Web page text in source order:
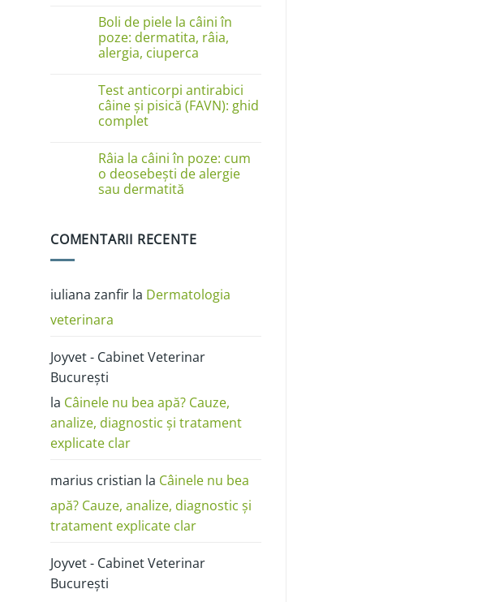
Cauze
și
soluții
comentariu
la
Boli
de
piele
în
imagini:
dermatită
miliară,
ciupercă,
și
râie
Boli de piele la câini în
poze: dermatita, râia,
alergia, ciuperca
la
Boli
de
piele
în
poze:
dermatita,
râia,
alergia,
Test anticorpi antirabici
câine și pisică (FAVN): ghid
complet
comentariu
la
Test
anticorpi
antirabici
(FAVN):
ghid
Râia la câini în poze: cum
o deosebești de alergie
sau dermatită
Râia
cum
o
de
dermatită
COMENTARII RECENTE
iuliana zanfir la Dermatologia
veterinara
Joyvet - Cabinet Veterinar
București
la Câinele nu bea apă? Cauze,
analize, diagnostic și tratament
explicate clar
marius cristian la Câinele nu bea
apă? Cauze, analize, diagnostic și
tratament explicate clar
Joyvet - Cabinet Veterinar
București